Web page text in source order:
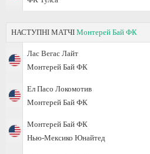
НАСТУПНІ МАТЧІ Монтерей Бай ФК
Лас Вегас Лайт
Монтерей Бай ФК
Ел Пасо Локомотив
Монтерей Бай ФК
Монтерей Бай ФК
Нью-Мексико Юнайтед